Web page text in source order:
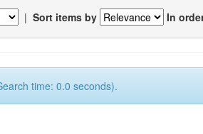
| Sort items by In
time: 0.0 seconds).